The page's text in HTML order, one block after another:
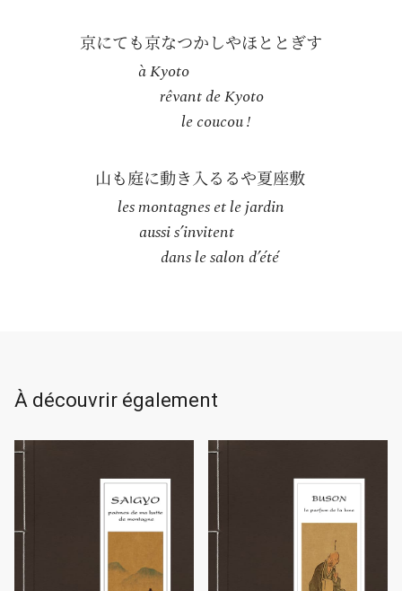
à Kyoto
rêvant de Kyoto
le coucou !
les montagnes et le jardin
aussi s’invitent
dans le salon d’été
À découvrir également